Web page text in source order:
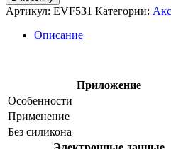
Соединительный
кабель
evf531
Артикул: EVF531 Категории:
Описание
Приложение
Особенности
Применение
Без силикона